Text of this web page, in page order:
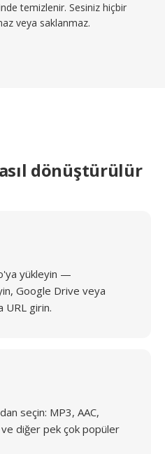
temizlenir. Sesiniz hiçbir
veya saklanmaz.
dönüştürülür
yükleyin —
Google Drive veya
URL girin.
seçin: MP3, AAC,
ve diğer pek çok popüler